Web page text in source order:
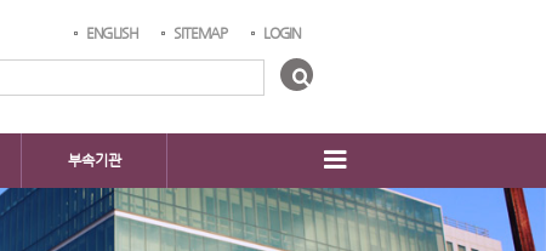
ENGLISH SITEMAP LOGIN
부속기관